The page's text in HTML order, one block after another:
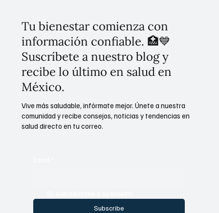
Tu bienestar comienza con
información confiable. 🏥💙
Suscríbete a nuestro blog y
recibe lo último en salud en
México.
Subscribe
Vive más saludable, infórmate mejor. Únete a nuestra
comunidad y recibe consejos, noticias y tendencias en
salud directo en tu correo.